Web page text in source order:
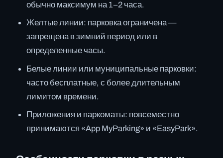
обычно максимум на 1–2 часа.
Желтые линии: парковка ограничена —
запрещена в зимний период или в
определенные часы.
Белые линии или муниципальные парковки:
часто бесплатные, с более длительным
лимитом времени.
Приложения и паркоматы: повсеместно
принимаются «App MyParking» и «EasyPark».